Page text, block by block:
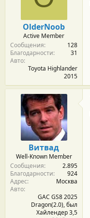
а
OlderNoob
Active Member
Сообщения
128
Благодарности
31
Авто
Toyota Highlander
2015
Витвад
Well-Known Member
Сообщения
2.895
Благодарности
924
Адрес
Москва
Авто
GAC GS8 2025
Dragon(2.0), был
Хайлендер 3,5